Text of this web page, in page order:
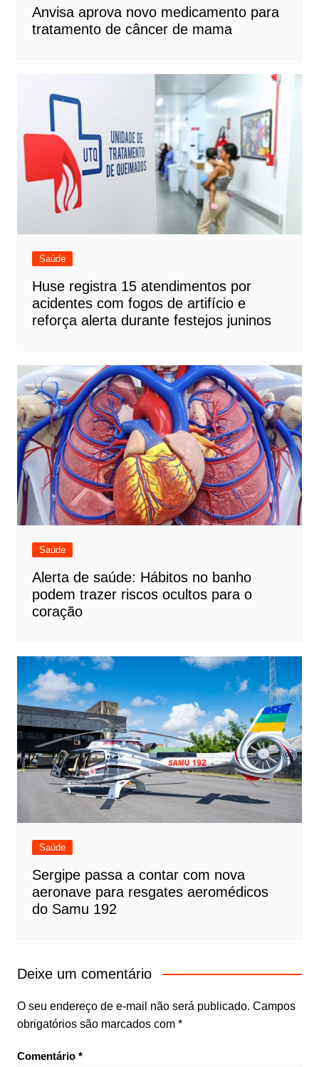
Anvisa aprova novo medicamento para
tratamento de câncer de mama
Saúde
Huse registra 15 atendimentos por
acidentes com fogos de artifício e
reforça alerta durante festejos juninos
Saúde
Alerta de saúde: Hábitos no banho
podem trazer riscos ocultos para o
coração
Saúde
Sergipe passa a contar com nova
aeronave para resgates aeromédicos
do Samu 192
Deixe um comentário
O seu endereço de e-mail não será publicado. Campos
obrigatórios são marcados com *
Comentário *